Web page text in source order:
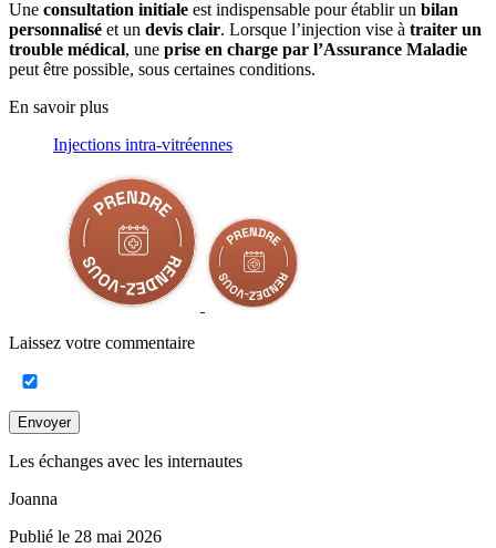
Une consultation initiale est indispensable pour établir un bilan
personnalisé et un devis clair. Lorsque l’injection vise à traiter un
trouble médical, une prise en charge par l’Assurance Maladie
peut être possible, sous certaines conditions.
En savoir plus
Injections intra-vitréennes
Laissez votre commentaire
Envoyer
Les échanges avec les internautes
Joanna
Publié le 28 mai 2026